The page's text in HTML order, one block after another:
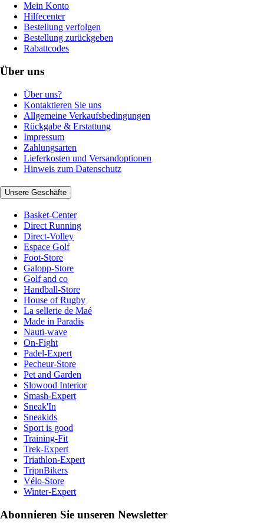
Mein Konto
Hilfecenter
Bestellung verfolgen
Bestellung zurückgeben
Rabattcodes
Über uns
Über uns?
Kontaktieren Sie uns
Allgemeine Verkaufsbedingungen
Rückgabe & Erstattung
Impressum
Zahlungsarten
Lieferkosten und Versandoptionen
Hinweis zum Datenschutz
Unsere Geschäfte
Basket-Center
Direct Running
Direct-Volley
Espace Golf
Foot-Store
Galopp-Store
Golf and co
Handball-Store
House of Rugby
La sellerie de Maé
Made in Paradis
Nauti-wave
On-Fight
Padel-Expert
Pecheur-Store
Pet and Garden
Slowood Interior
Smash-Expert
Sneak'In
Sneakids
Sport is good
Training-Fit
Trek-Expert
Triathlon-Expert
TripnBikers
Vélo-Store
Winter-Expert
Abonnieren Sie unseren Newsletter